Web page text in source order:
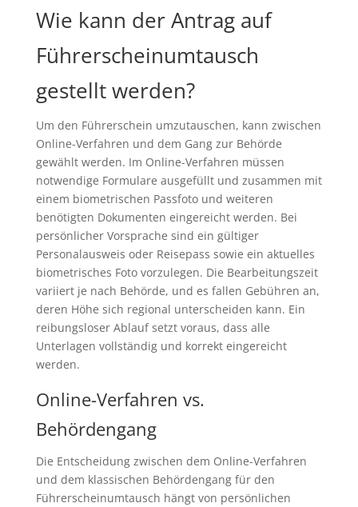
Wie kann der Antrag auf
Führerscheinumtausch
gestellt werden?
Um den Führerschein umzutauschen, kann zwischen
Online-Verfahren und dem Gang zur Behörde
gewählt werden. Im Online-Verfahren müssen
notwendige Formulare ausgefüllt und zusammen mit
einem biometrischen Passfoto und weiteren
benötigten Dokumenten eingereicht werden. Bei
persönlicher Vorsprache sind ein gültiger
Personalausweis oder Reisepass sowie ein aktuelles
biometrisches Foto vorzulegen. Die Bearbeitungszeit
variiert je nach Behörde, und es fallen Gebühren an,
deren Höhe sich regional unterscheiden kann. Ein
reibungsloser Ablauf setzt voraus, dass alle
Unterlagen vollständig und korrekt eingereicht
werden.
Online-Verfahren vs.
Behördengang
Die Entscheidung zwischen dem Online-Verfahren
und dem klassischen Behördengang für den
Führerscheinumtausch hängt von persönlichen